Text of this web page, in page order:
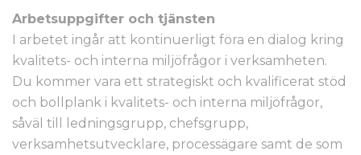
Arbetsuppgifter och tjänsten
I arbetet ingår att kontinuerligt föra en dialog kring
kvalitets- och interna miljöfrågor i verksamheten.
Du kommer vara ett strategiskt och kvalificerat stöd
och bollplank i kvalitets- och interna miljöfrågor,
såväl till ledningsgrupp, chefsgrupp,
verksamhetsutvecklare, processägare samt de som